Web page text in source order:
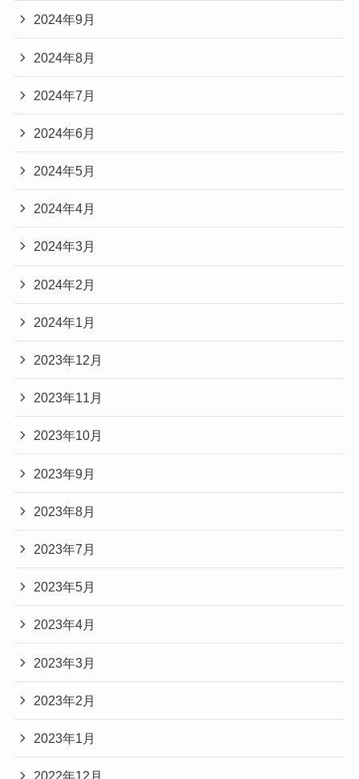
2024年9月
2024年8月
2024年7月
2024年6月
2024年5月
2024年4月
2024年3月
2024年2月
2024年1月
2023年12月
2023年11月
2023年10月
2023年9月
2023年8月
2023年7月
2023年5月
2023年4月
2023年3月
2023年2月
2023年1月
2022年12月